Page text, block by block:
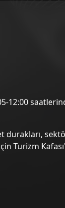
12:00
durakları,
Turizm